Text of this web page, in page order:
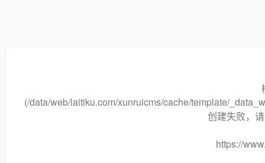
(/data/web/laitiku.com/xunruicms/cache/template/
创建失败，
https://